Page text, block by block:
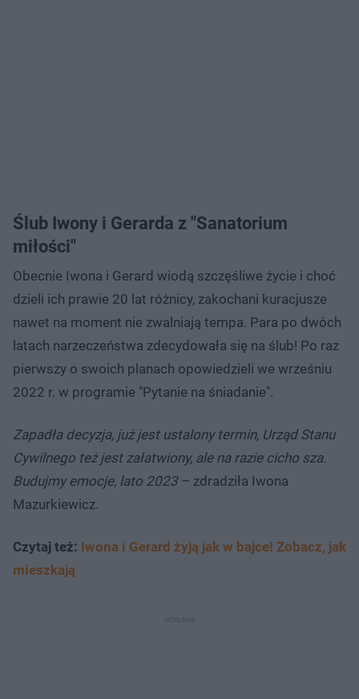
Ślub Iwony i Gerarda z "Sanatorium
miłości"
Obecnie Iwona i Gerard wiodą szczęśliwe życie i choć
dzieli ich prawie 20 lat różnicy, zakochani kuracjusze
nawet na moment nie zwalniają tempa. Para po dwóch
latach narzeczeństwa zdecydowała się na ślub! Po raz
pierwszy o swoich planach opowiedzieli we wrześniu
2022 r. w programie "Pytanie na śniadanie".
Zapadła decyzja, już jest ustalony termin, Urząd Stanu
Cywilnego też jest załatwiony, ale na razie cicho sza.
Budujmy emocje, lato 2023– zdradziła Iwona
Mazurkiewicz.
Czytaj też: Iwona i Gerard żyją jak w bajce! Zobacz, jak
mieszkają